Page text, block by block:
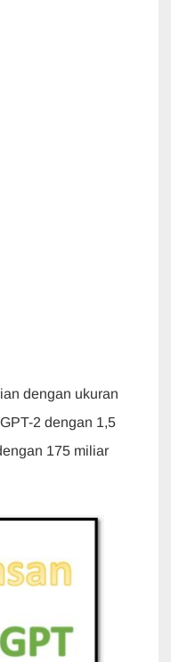
dengan ukuran
2 dengan 1,5
175 miliar